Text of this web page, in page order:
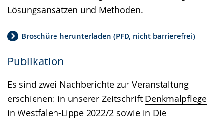
Lösungsansätzen und Methoden.
Broschüre herunterladen (PFD, nicht barrierefrei)
Publikation
Es sind zwei Nachberichte zur Veranstaltung
erschienen: in unserer Zeitschrift Denkmalpflege
in Westfalen-Lippe 2022/2 sowie in Die